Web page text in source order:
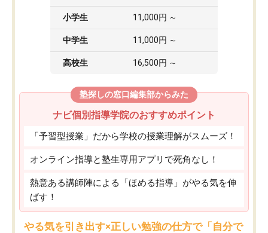
小学生 11,000円 ～
中学生 11,000円 ～
高校生 16,500円 ～
塾探しの窓口編集部からみた
ナビ個別指導学院のおすすめポイント
「予習型授業」だから学校の授業理解がスムーズ！
オンライン指導と塾生専用アプリで死角なし！
熱意ある講師陣による「ほめる指導」がやる気を伸
ばす！
やる気を引き出す×正しい勉強の仕方で「自分で